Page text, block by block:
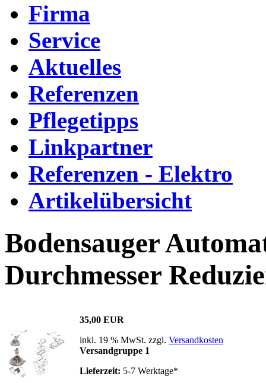
Firma
Service
Aktuelles
Referenzen
Pflegetipps
Linkpartner
Referenzen - Elektro
Artikelübersicht
Bodensauger
Durchmesser
35,00 EUR
inkl. 19 % MwSt. zzgl. Versandkosten
Versandgruppe 1
Lieferzeit: 5-7 Werktage*